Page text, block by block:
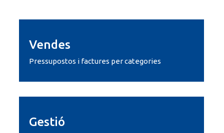
Vendes
Pressupostos i factures per categories
Gestió